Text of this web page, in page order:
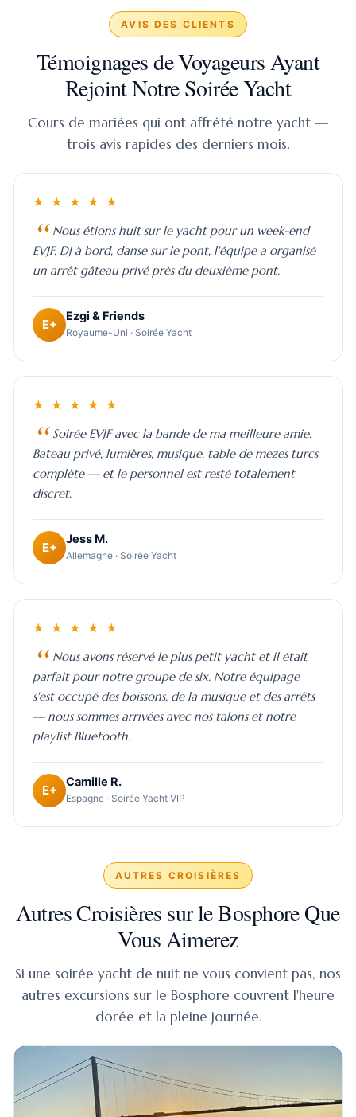
AVIS DES CLIENTS
Témoignages de Voyageurs Ayant
Rejoint Notre Soirée Yacht
Cours de mariées qui ont affrété notre yacht —
trois avis rapides des derniers mois.
★ ★ ★ ★ ★
Nous étions huit sur le yacht pour un week-end
EVJF. DJ à bord, danse sur le pont, l'équipe a organisé
un arrêt gâteau privé près du deuxième pont.
E+
Ezgi & Friends
Royaume-Uni · Soirée Yacht
★ ★ ★ ★ ★
Soirée EVJF avec la bande de ma meilleure amie.
Bateau privé, lumières, musique, table de mezes turcs
complète — et le personnel est resté totalement
discret.
E+
Jess M.
Allemagne · Soirée Yacht
★ ★ ★ ★ ★
Nous avons réservé le plus petit yacht et il était
parfait pour notre groupe de six. Notre équipage
s'est occupé des boissons, de la musique et des arrêts
— nous sommes arrivées avec nos talons et notre
playlist Bluetooth.
E+
Camille R.
Espagne · Soirée Yacht VIP
AUTRES CROISIÈRES
Autres Croisières sur le Bosphore Que
Vous Aimerez
Si une soirée yacht de nuit ne vous convient pas, nos
autres excursions sur le Bosphore couvrent l'heure
dorée et la pleine journée.